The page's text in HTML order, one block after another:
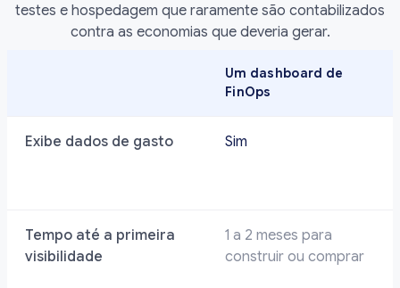
testes e hospedagem que raramente são contabilizados
contra as economias que deveria gerar.
Um dashboard de
FinOps
Exibe dados de gasto Sim
Tempo até a primeira
visibilidade
1 a 2 meses para
construir ou comprar